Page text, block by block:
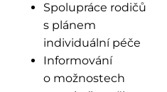
Spolupráce rodičů
s plánem
individuální péče
Informování
o možnostech